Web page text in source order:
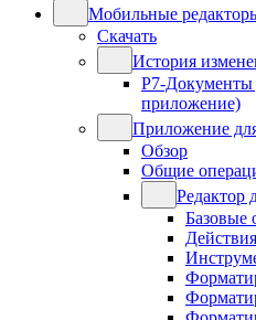
Мобильные
Скачать
История
Р7-
приложение)
Приложение
Обзор
Общие
Редактор
Базовые